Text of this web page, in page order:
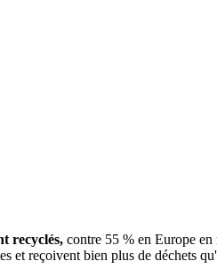
recyclés, contre 55 % en Europe
et reçoivent bien plus de déchets